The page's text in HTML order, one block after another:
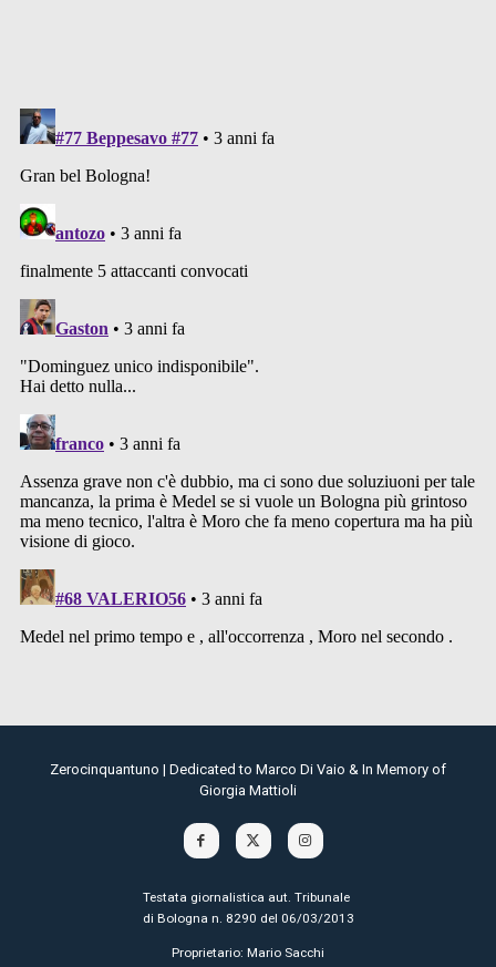
Zerocinquantuno | Dedicated to Marco Di Vaio & In Memory of
Giorgia Mattioli
Testata giornalistica aut. Tribunale
di Bologna n. 8290 del 06/03/2013
Proprietario: Mario Sacchi